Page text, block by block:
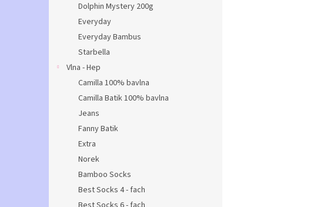
Dolphin Mystery 200g
Everyday
Everyday Bambus
Starbella
Vlna - Hep
Camilla 100% bavlna
Camilla Batik 100% bavlna
Jeans
Fanny Batik
Extra
Norek
Bamboo Socks
Best Socks 4 - fach